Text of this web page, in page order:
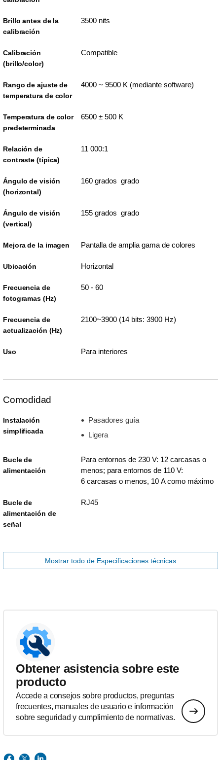
Brillo antes de la
calibración
3500 nits
Calibración
(brillo/color)
Compatible
Rango de ajuste de
temperatura de color
4000 ~ 9500 K (mediante software)
Temperatura de color
predeterminada
6500 ± 500 K
Relación de
contraste (típica)
11 000:1
Ángulo de visión
(horizontal)
160 grados grado
Ángulo de visión
(vertical)
155 grados grado
Mejora de la imagen Pantalla de amplia gama de colores
Ubicación Horizontal
Frecuencia de
fotogramas (Hz)
50 - 60
Frecuencia de
actualización (Hz)
2100~3900 (14 bits: 3900 Hz)
Uso Para interiores
Comodidad
Instalación
simplificada
Pasadores guía
Ligera
Bucle de
alimentación
Para entornos de 230 V: 12 carcasas o
menos; para entornos de 110 V:
6 carcasas o menos, 10 A como máximo
Bucle de
alimentación de
señal
RJ45
Mostrar todo de Especificaciones técnicas
Obtener asistencia sobre este
producto
Accede a consejos sobre productos, preguntas
frecuentes, manuales de usuario e información
sobre seguridad y cumplimiento de normativas.